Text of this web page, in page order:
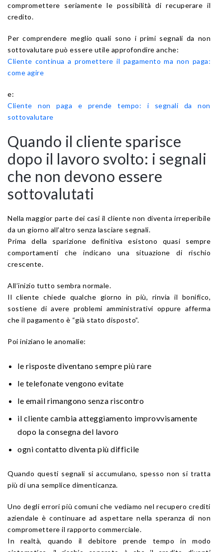
compromettere seriamente le possibilità di recuperare il
credito.
Per comprendere meglio quali sono i primi segnali da non
sottovalutare può essere utile approfondire anche:
Cliente continua a promettere il pagamento ma non paga:
come agire
e:
Cliente non paga e prende tempo: i segnali da non
sottovalutare
Quando il cliente sparisce
dopo il lavoro svolto: i segnali
che non devono essere
sottovalutati
Nella maggior parte dei casi il cliente non diventa irreperibile
da un giorno all’altro senza lasciare segnali.
Prima della sparizione definitiva esistono quasi sempre
comportamenti che indicano una situazione di rischio
crescente.
All’inizio tutto sembra normale.
Il cliente chiede qualche giorno in più, rinvia il bonifico,
sostiene di avere problemi amministrativi oppure afferma
che il pagamento è “già stato disposto”.
Poi iniziano le anomalie:
le risposte diventano sempre più rare
le telefonate vengono evitate
le email rimangono senza riscontro
il cliente cambia atteggiamento improvvisamente
dopo la consegna del lavoro
ogni contatto diventa più difficile
Quando questi segnali si accumulano, spesso non si tratta
più di una semplice dimenticanza.
Uno degli errori più comuni che vediamo nel recupero crediti
aziendale è continuare ad aspettare nella speranza di non
compromettere il rapporto commerciale.
In realtà, quando il debitore prende tempo in modo